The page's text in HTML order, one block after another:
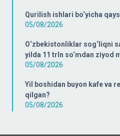
Qurilish ishlari bo‘yicha
05/08/2026
O‘zbekistonliklar sog‘liqni
yilda 11 trln so‘mdan ziyod
05/08/2026
Yil boshidan buyon kafe va
qilgan?
05/08/2026